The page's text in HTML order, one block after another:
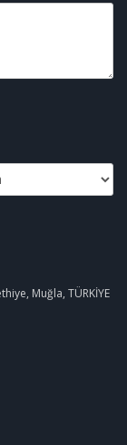
Muğla, TÜRKİYE